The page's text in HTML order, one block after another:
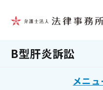
B型肝炎訴訟
メニュ